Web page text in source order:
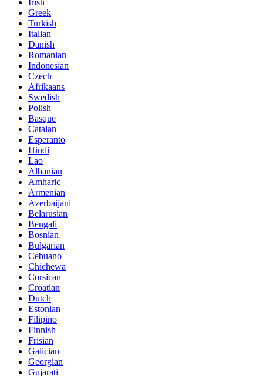
Irish
Greek
Turkish
Italian
Danish
Romanian
Indonesian
Czech
Afrikaans
Swedish
Polish
Basque
Catalan
Esperanto
Hindi
Lao
Albanian
Amharic
Armenian
Azerbaijani
Belarusian
Bengali
Bosnian
Bulgarian
Cebuano
Chichewa
Corsican
Croatian
Dutch
Estonian
Filipino
Finnish
Frisian
Galician
Georgian
Gujarati